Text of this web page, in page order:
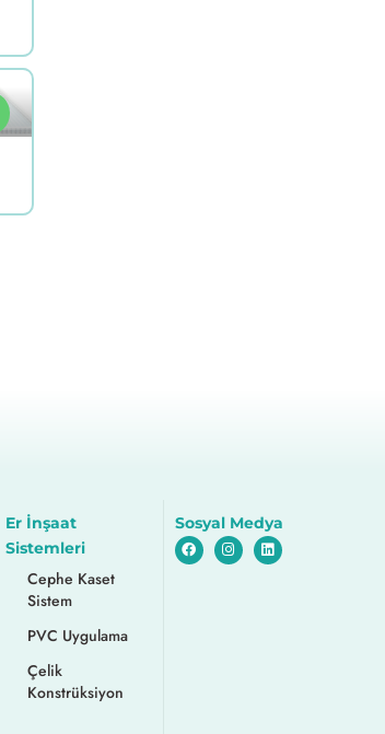
Er İnşaat
Sistemleri
Cephe Kaset
Sistem
PVC Uygulama
Çelik
Konstrüksiyon
Sosyal Medya